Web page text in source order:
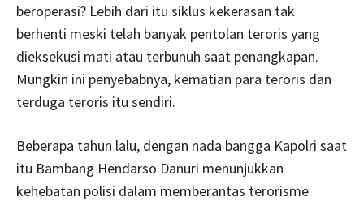
beroperasi? Lebih dari itu siklus kekerasan tak
berhenti meski telah banyak pentolan teroris yang
dieksekusi mati atau terbunuh saat penangkapan.
Mungkin ini penyebabnya, kematian para teroris dan
terduga teroris itu sendiri.
Beberapa tahun lalu, dengan nada bangga Kapolri saat
itu Bambang Hendarso Danuri menunjukkan
kehebatan polisi dalam memberantas terorisme.